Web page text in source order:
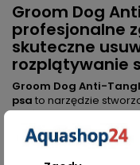
Groom Dog
profesjonalne
skuteczne
rozplątywanie
Groom Dog Anti-
psa to narzędzie
właścicielach i psich
umożliwia sprawne
podszerstka,